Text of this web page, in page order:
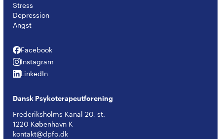
Stress
Depression
Angst
Facebook
Facebook
Instagram
Instagram
LinkedIn
LinkedIn
Dansk Psykoterapeutforening
Frederiksholms Kanal 20, st.
1220 København K
kontakt@dpfo.dk